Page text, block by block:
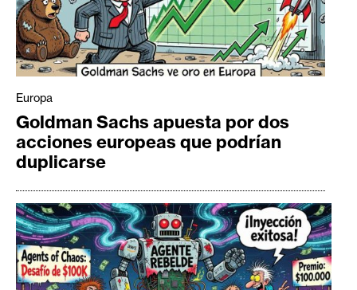
Europa
Goldman Sachs apuesta por dos
acciones europeas que podrían
duplicarse